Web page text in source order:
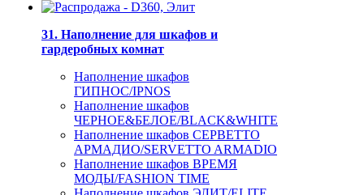
31. Наполнение для шкафов и
гардеробных комнат
Наполнение шкафов
ГИПНОС/IPNOS
Наполнение шкафов
ЧЕРНОЕ&БЕЛОЕ/BLACK&WHITE
Наполнение шкафов СЕРВЕТТО
АРМАДИО/SERVETTO ARMADIO
Наполнение шкафов ВРЕМЯ
МОДЫ/FASHION TIME